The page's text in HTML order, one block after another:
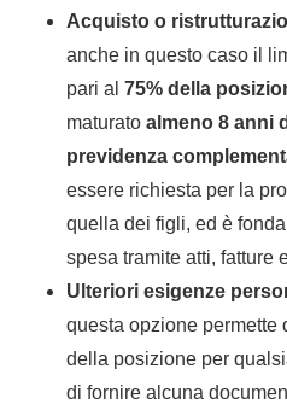
Acquisto o
anche in questo caso il
pari al 75% della
maturato almeno 8 anni
previdenza
essere richiesta per la
quella dei figli, ed è
spesa tramite atti, fatture
Ulteriori esigenze
questa opzione permette
della posizione per
di fornire alcuna